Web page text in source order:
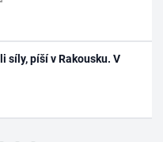
síly, píší v Rakousku. V